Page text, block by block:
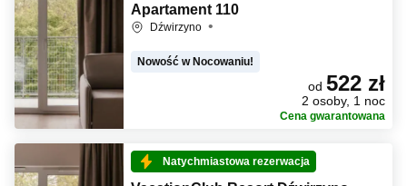
Apartament 110
Dźwirzyno
Nowość w Nocowaniu!
od 522 zł
2 osoby, 1 noc
Cena gwarantowana
Natychmiastowa rezerwacja